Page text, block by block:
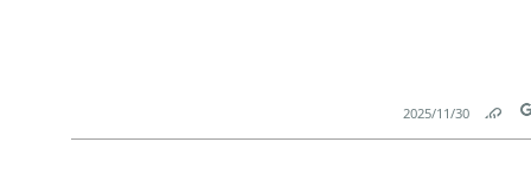
Link
30‏/11‏/2025